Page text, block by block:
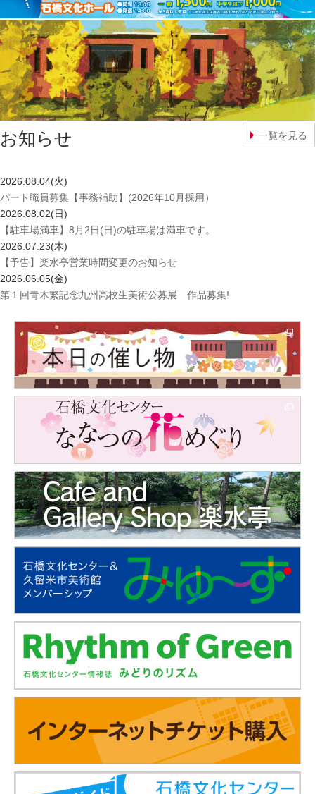
お知らせ 一覧を見る
2026.08.04(火)
パート職員募集【事務補助】(2026年10月採用）
2026.08.02(日)
【駐車場満車】8月2日(日)の駐車場は満車です。
2026.07.23(木)
【予告】楽水亭営業時間変更のお知らせ
2026.06.05(金)
第１回青木繁記念九州高校生美術公募展 作品募集!